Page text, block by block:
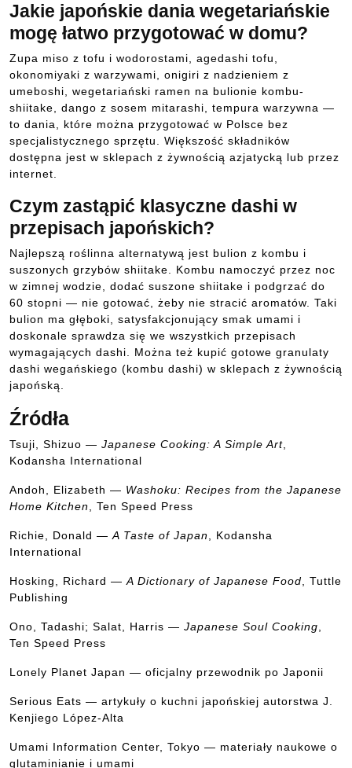
Jakie japońskie dania wegetariańskie
mogę łatwo przygotować w domu?
Zupa miso z tofu i wodorostami, agedashi tofu,
okonomiyaki z warzywami, onigiri z nadzieniem z
umeboshi, wegetariański ramen na bulionie kombu-
shiitake, dango z sosem mitarashi, tempura warzywna —
to dania, które można przygotować w Polsce bez
specjalistycznego sprzętu. Większość składników
dostępna jest w sklepach z żywnością azjatycką lub przez
internet.
Czym zastąpić klasyczne dashi w
przepisach japońskich?
Najlepszą roślinna alternatywą jest bulion z kombu i
suszonych grzybów shiitake. Kombu namoczyć przez noc
w zimnej wodzie, dodać suszone shiitake i podgrzać do
60 stopni — nie gotować, żeby nie stracić aromatów. Taki
bulion ma głęboki, satysfakcjonujący smak umami i
doskonale sprawdza się we wszystkich przepisach
wymagających dashi. Można też kupić gotowe granulaty
dashi wegańskiego (kombu dashi) w sklepach z żywnością
japońską.
Źródła
Tsuji, Shizuo — Japanese Cooking: A Simple Art
Kodansha International
Andoh, Elizabeth — Washoku: Recipes from the Japanese
Home Kitchen , Ten Speed Press
Richie, Donald — A Taste of Japan , Kodansha
International
Hosking, Richard — A Dictionary of Japanese Food , Tuttle
Publishing
Ono, Tadashi; Salat, Harris — Japanese Soul Cooking
Ten Speed Press
Lonely Planet Japan — oficjalny przewodnik po Japonii
Serious Eats — artykuły o kuchni japońskiej autorstwa J.
Kenjiego López-Alta
Umami Information Center, Tokyo — materiały naukowe o
glutaminianie i umami